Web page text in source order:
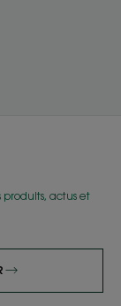
produits, actus et